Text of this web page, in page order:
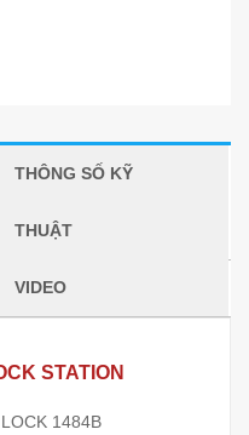
THÔNG SỐ KỸ
THUẬT
VIDEO
STATION
1484B